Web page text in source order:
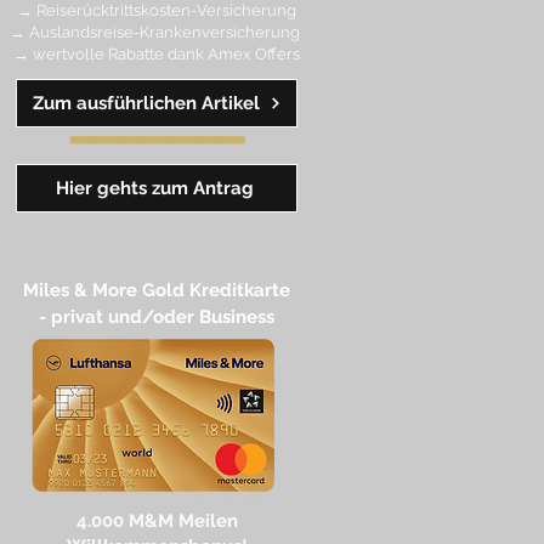
→ Reiserücktrittskosten-Versicherung
→ Auslandsreise-Krankenversicherung
→ wertvolle Rabatte dank Amex Offers
━━━━━━━
Zum ausführlichen Artikel
Hier gehts zum Antrag
Miles & More Gold Kreditkarte​
- privat und/oder Business
4.000 M&M Meilen